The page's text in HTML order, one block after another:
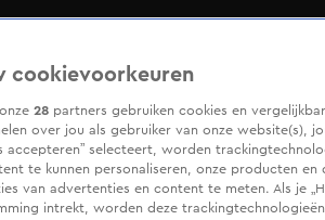
cookievoorkeuren
28 partners gebruiken cookies en
over jou als gebruiker van onze website(s),
accepteren” selecteert, worden
te kunnen personaliseren, onze producten
van advertenties en content te meten. Als je
intrekt, worden deze